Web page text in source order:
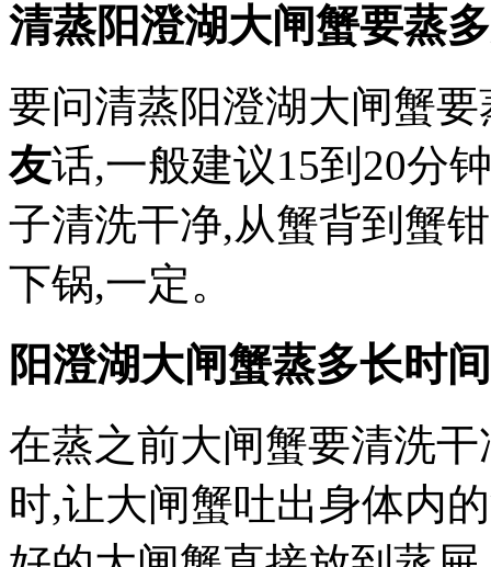
清蒸阳澄湖大闸蟹要蒸
要问清蒸阳澄湖大闸蟹
友话,一般建议15到20分
子清洗干净,从蟹背到蟹
下锅,一定。
阳澄湖大闸蟹蒸多长时
在蒸之前大闸蟹要清洗
时,让大闸蟹吐出身体内